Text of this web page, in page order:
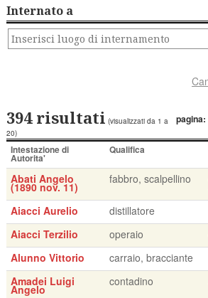
Internato a
pagina:
394 risultati (visualizzati da 1 a
20)
Intestazione di
Autorita'
Qualifica
Abati Angelo
(1890 nov. 11)
fabbro, scalpellino
Aiacci Aurelio
distillatore
Aiacci Terzilio
operaio
Alunno Vittorio
carraio, bracciante
Amadei Luigi
Angelo
contadino